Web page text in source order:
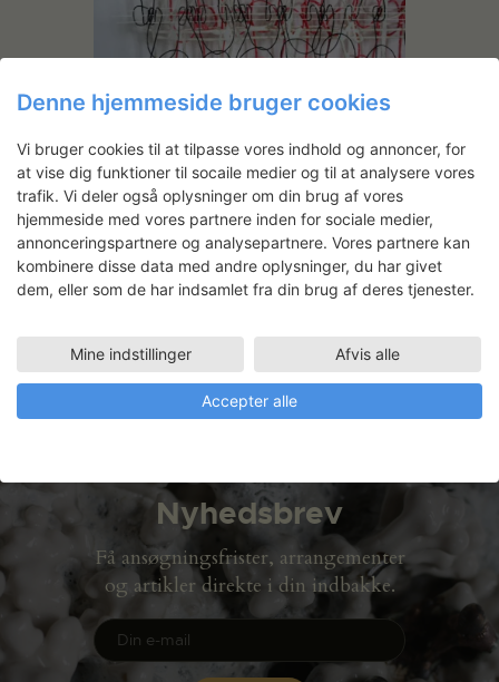
Anne Bjørn: A Northern Line of
Kristine Agergaard
Faciliteter
12.07.2007 - 27.07.2007
Nyhedsbrev
Få ansøgningsfrister, arrangementer
og artikler direkte i din indbakke.
Denne hjemmeside bruger cookies
Vi bruger cookies til at tilpasse vores indhold og annoncer, for
at vise dig funktioner til socaile medier og til at analysere vores
trafik. Vi deler også oplysninger om din brug af vores
hjemmeside med vores partnere inden for sociale medier,
annonceringspartnere og analysepartnere. Vores partnere kan
kombinere disse data med andre oplysninger, du har givet
dem, eller som de har indsamlet fra din brug af deres tjenester.
Mine indstillinger Afvis alle
Accepter alle